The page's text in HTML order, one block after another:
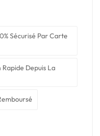
Sécurisé Par Carte
Rapide Depuis La